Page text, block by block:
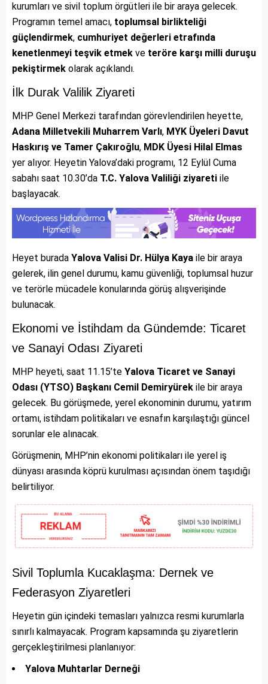
kurumları ve sivil toplum örgütleri ile bir araya gelecek.
Programın temel amacı, toplumsal birlikteliği
güçlendirmek, cumhuriyet değerleri etrafında
kenetlenmeyi teşvik etmek ve teröre karşı milli duruşu
pekiştirmek olarak açıklandı.
İlk Durak Valilik Ziyareti
MHP Genel Merkezi tarafından görevlendirilen heyette,
Adana Milletvekili Muharrem Varlı, MYK Üyeleri Davut
Haskırış ve Tamer Çakıroğlu, MDK Üyesi Hilal Elmas
yer alıyor. Heyetin Yalova’daki programı, 12 Eylül Cuma
sabahı saat 10.30’da T.C. Yalova Valiliği ziyareti ile
başlayacak.
Heyet burada Yalova Valisi Dr. Hülya Kaya ile bir araya
gelerek, ilin genel durumu, kamu güvenliği, toplumsal huzur
ve terörle mücadele konularında görüş alışverişinde
bulunacak.
Ekonomi ve İstihdam da Gündemde: Ticaret
ve Sanayi Odası Ziyareti
MHP heyeti, saat 11.15’te Yalova Ticaret ve Sanayi
Odası (YTSO) Başkanı Cemil Demiryürek ile bir araya
gelecek. Bu görüşmede, yerel ekonominin durumu, yatırım
ortamı, istihdam politikaları ve esnafın karşılaştığı güncel
sorunlar ele alınacak.
Görüşmenin, MHP’nin ekonomi politikaları ile yerel iş
dünyası arasında köprü kurulması açısından önem taşıdığı
belirtiliyor.
Sivil Toplumla Kucaklaşma: Dernek ve
Federasyon Ziyaretleri
Heyetin gün içindeki temasları yalnızca resmi kurumlarla
sınırlı kalmayacak. Program kapsamında şu ziyaretlerin
gerçekleştirilmesi planlanıyor:
Yalova Muhtarlar Derneği